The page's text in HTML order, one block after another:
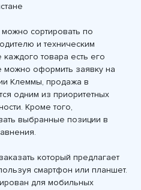
сортировать по
и техническим
каждого товара есть его
оформить заявку на
Клеммы, продажа в
одним из приоритетных
Кроме того,
выбранные позиции в
который предлагает
смартфон или планшет.
для мобильных